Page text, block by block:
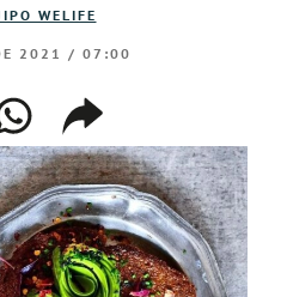
WELIFE
2021 / 07:00
compartir
enlace